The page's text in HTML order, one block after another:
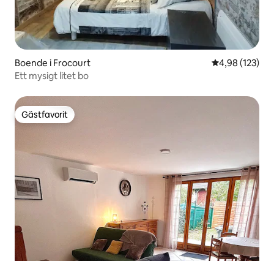
Boende i Frocourt 4,98 av 5 i
4,98 (123)
Ett mysigt litet bo
Gästfavorit
Gästfavorit